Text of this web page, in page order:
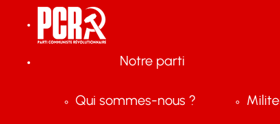
Notre parti
Qui sommes-nous ?